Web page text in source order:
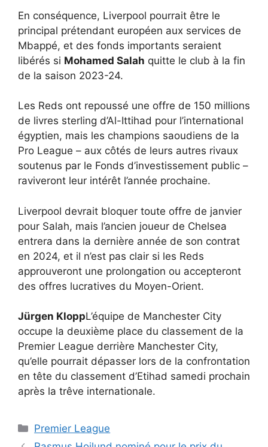
En conséquence, Liverpool pourrait être le
principal prétendant européen aux services de
Mbappé, et des fonds importants seraient
libérés si Mohamed Salah quitte le club à la fin
de la saison 2023-24.
Les Reds ont repoussé une offre de 150 millions
de livres sterling d’Al-Ittihad pour l’international
égyptien, mais les champions saoudiens de la
Pro League – aux côtés de leurs autres rivaux
soutenus par le Fonds d’investissement public –
raviveront leur intérêt l’année prochaine.
Liverpool devrait bloquer toute offre de janvier
pour Salah, mais l’ancien joueur de Chelsea
entrera dans la dernière année de son contrat
en 2024, et il n’est pas clair si les Reds
approuveront une prolongation ou accepteront
des offres lucratives du Moyen-Orient.
Jürgen KloppL’équipe de Manchester City
occupe la deuxième place du classement de la
Premier League derrière Manchester City,
qu’elle pourrait dépasser lors de la confrontation
en tête du classement d’Etihad samedi prochain
après la trêve internationale.
Catégories
Premier League